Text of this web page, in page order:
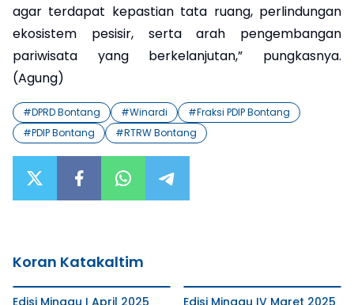
agar terdapat kepastian tata ruang, perlindungan
ekosistem pesisir, serta arah pengembangan
pariwisata yang berkelanjutan,” pungkasnya.
(Agung)
#DPRD Bontang #Winardi #Fraksi PDIP Bontang
#PDIP Bontang #RTRW Bontang
Koran Katakaltim